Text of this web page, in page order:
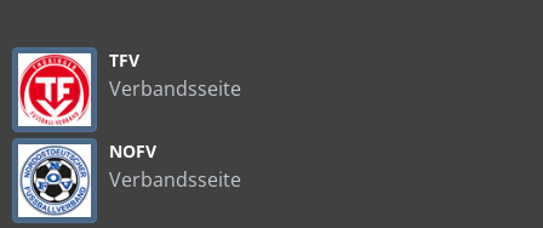
TFV
Verbandsseite
NOFV
Verbandsseite